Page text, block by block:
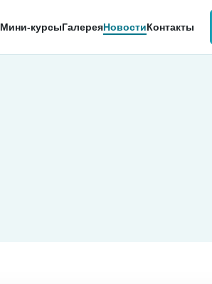
Мини-курсыГалереяНовостиКонтакты